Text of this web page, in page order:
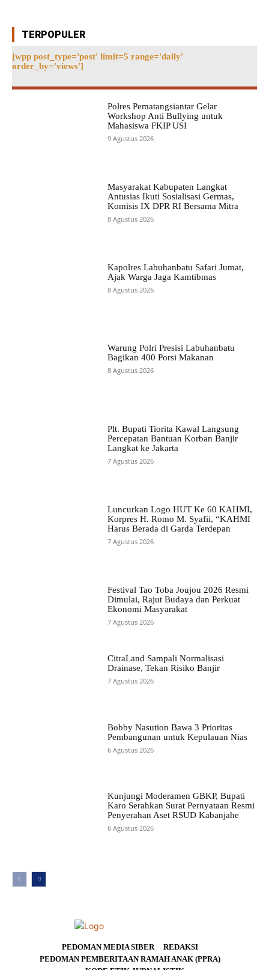
TERPOPULER
[wpp post_type='post' limit=5 range='daily'
order_by='views']
Polres Pematangsiantar Gelar
Workshop Anti Bullying untuk
Mahasiswa FKIP USI
9 Agustus 2026
Masyarakat Kabupaten Langkat
Antusias Ikuti Sosialisasi Germas,
Komisis IX DPR RI Bersama Mitra
8 Agustus 2026
Kapolres Labuhanbatu Safari Jumat,
Ajak Warga Jaga Kamtibmas
8 Agustus 2026
Warung Polri Presisi Labuhanbatu
Bagikan 400 Porsi Makanan
8 Agustus 2026
Plt. Bupati Tiorita Kawal Langsung
Percepatan Bantuan Korban Banjir
Langkat ke Jakarta
7 Agustus 2026
Luncurkan Logo HUT Ke 60 KAHMI,
Korpres H. Romo M. Syafii, “KAHMI
Harus Berada di Garda Terdepan
7 Agustus 2026
Festival Tao Toba Joujou 2026 Resmi
Dimulai, Rajut Budaya dan Perkuat
Ekonomi Masyarakat
7 Agustus 2026
CitraLand Sampali Normalisasi
Drainase, Tekan Risiko Banjir
7 Agustus 2026
Bobby Nasution Bawa 3 Prioritas
Pembangunan untuk Kepulauan Nias
6 Agustus 2026
Kunjungi Moderamen GBKP, Bupati
Karo Serahkan Surat Pernyataan Resmi
Penyerahan Aset RSUD Kabanjahe
6 Agustus 2026
PEDOMAN MEDIA SIBER
REDAKSI
PEDOMAN PEMBERITAAN RAMAH ANAK (PPRA)